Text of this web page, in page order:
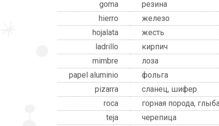
goma
резина
hierro
железо
hojalata
жесть
ladrillo
кирпич
mimbre
лоза
papel aluminio
фольга
pizarra
сланец, шифер
roca
горная порода,
teja
черепица